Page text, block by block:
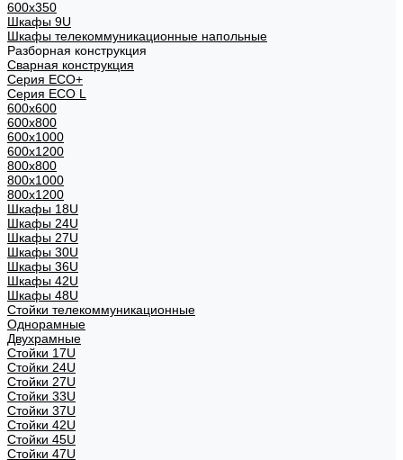
600x350
Шкафы 9U
Шкафы телекоммуникационные напольные
Разборная конструкция
Сварная конструкция
Серия ECO+
Серия ECO L
600x600
600x800
600х1000
600х1200
800x800
800х1000
800х1200
Шкафы 18U
Шкафы 24U
Шкафы 27U
Шкафы 30U
Шкафы 36U
Шкафы 42U
Шкафы 48U
Стойки телекоммуникационные
Однорамные
Двухрамные
Стойки 17U
Стойки 24U
Стойки 27U
Стойки 33U
Стойки 37U
Стойки 42U
Стойки 45U
Стойки 47U